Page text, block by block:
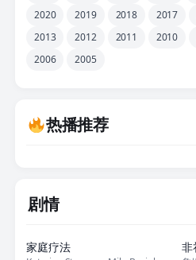
2020
2019 2018 2017
2013
2012 2011 2010
2006
2005
热播推荐
剧情
家庭疗法 非